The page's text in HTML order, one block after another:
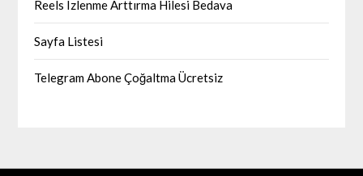
Reels Izlenme Arttırma Hilesi Bedava
Sayfa Listesi
Telegram Abone Çoğaltma Ücretsiz